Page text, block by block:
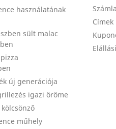
használatának
sült malac
új generációja
igazi öröme
műhely
Címek